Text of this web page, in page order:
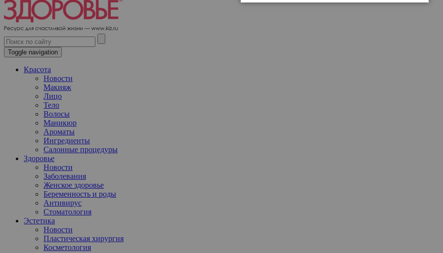
Toggle navigation
Красота
Новости
Макияж
Лицо
Тело
Волосы
Маникюр
Ароматы
Ингредиенты
Салонные процедуры
Здоровье
Новости
Заболевания
Женское здоровье
Беременность и роды
Антивирус
Стоматология
Эстетика
Новости
Пластическая хирургия
Косметология